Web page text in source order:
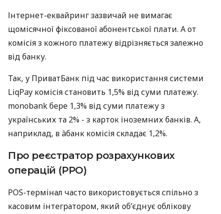
Інтернет-еквайринг зазвичай не вимагає
щомісячної фіксованої абонентської плати. А от
комісія з кожного платежу відрізняється залежно
від банку.
Так, у ПриватБанк під час використання системи
LiqPay комісія становить 1,5% від суми платежу.
monobank бере 1,3% від суми платежу з
українських та 2% - з карток іноземних банків. А,
наприклад, в àбанк комісія складає 1,2%.
Про реєстратор розрахункових
операцій (РРО)
POS-термінал часто використовується спільно з
касовим інтегратором, який об’єднує облікову